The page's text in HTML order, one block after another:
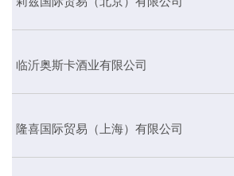
临沂奥斯卡酒业有限公司
隆喜国际贸易（上海）有限公司